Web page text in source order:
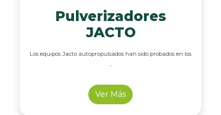
Pulverizadores
JACTO
Los equipos Jacto autopropulsados han sido probados en los
...
Ver Más